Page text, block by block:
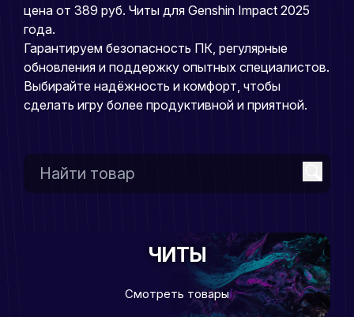
цена от 389 руб. Читы для Genshin Impact 2025
года.
Гарантируем безопасность ПК, регулярные
обновления и поддержку опытных специалистов.
Выбирайте надёжность и комфорт, чтобы
сделать игру более продуктивной и приятной.
ЧИТЫ
Смотреть товары